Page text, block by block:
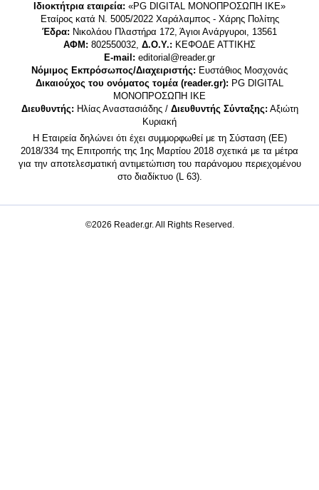
Ιδιοκτήτρια εταιρεία: «PG DIGITAL MONΟΠΡΟΣΩΠΗ ΙΚΕ»
Εταίρος κατά Ν. 5005/2022 Χαράλαμπος - Χάρης Πολίτης
Έδρα: Νικολάου Πλαστήρα 172, Άγιοι Ανάργυροι, 13561
ΑΦΜ: 802550032, Δ.Ο.Υ.: ΚΕΦΟΔΕ ΑΤΤΙΚΗΣ
E-mail: editorial@reader.gr
Νόμιμος Εκπρόσωπος/Διαχειριστής: Ευστάθιος Μοσχονάς
Δικαιούχος του ονόματος τομέα (reader.gr): PG DIGITAL
MONΟΠΡΟΣΩΠΗ ΙΚΕ
Διευθυντής: Ηλίας Αναστασιάδης / Διευθυντής Σύνταξης: Αξιώτη
Κυριακή
Η Εταιρεία δηλώνει ότι έχει συμμορφωθεί με τη Σύσταση (ΕΕ)
2018/334 της Επιτροπής της 1ης Μαρτίου 2018 σχετικά με τα μέτρα
για την αποτελεσματική αντιμετώπιση του παράνομου περιεχομένου
στο διαδίκτυο (L 63).
©2026 Reader.gr. All Rights Reserved.